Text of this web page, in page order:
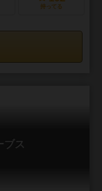
持ってる
ブス